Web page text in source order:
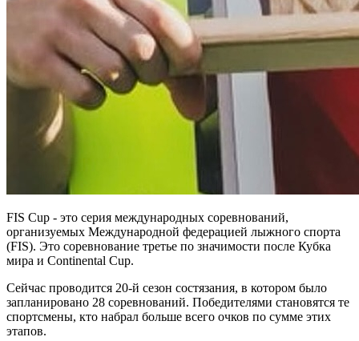
FIS Cup - это серия международных соревнований,
организуемых Международной федерацией лыжного спорта
(FIS). Это соревнование третье по значимости после Кубка
мира и Continental Cup.
Сейчас проводится 20-й сезон состязания, в котором было
запланировано 28 соревнований. Победителями становятся те
спортсмены, кто набрал больше всего очков по сумме этих
этапов.